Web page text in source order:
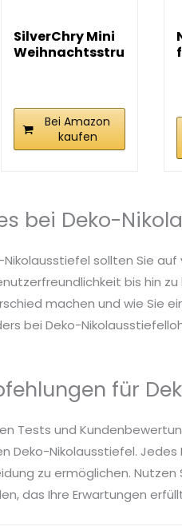
SilverChry Mini
Weihnachtsstru
Bei Amazon
kaufen
bei Deko-
Nikolausstiefel sollten Sie
bis hin
machen und wie Sie
bei Deko-
für
Tests und
Deko-Nikolausstiefel.
zu ermöglichen.
das Ihre Erwartungen